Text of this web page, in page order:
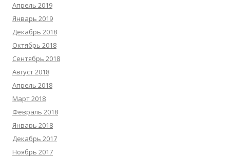
Апрель 2019
Январь 2019
Декабрь 2018
Октябрь 2018
Сентябрь 2018
Август 2018
Апрель 2018
Март 2018
Февраль 2018
Январь 2018
Декабрь 2017
Ноябрь 2017